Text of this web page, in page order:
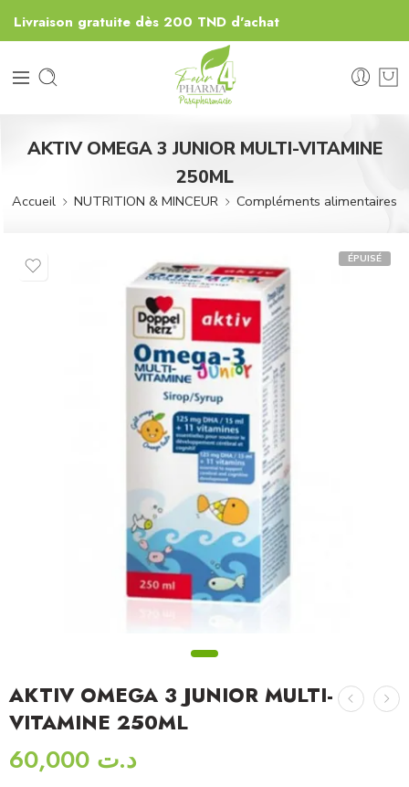
Livraison gratuite dès 200 TND d'achat
AKTIV OMEGA 3 JUNIOR MULTI-VITAMINE
250ML
Accueil NUTRITION & MINCEUR Compléments alimentaires
ÉPUISÉ
AKTIV OMEGA 3 JUNIOR MULTI-
VITAMINE 250ML
د.ت